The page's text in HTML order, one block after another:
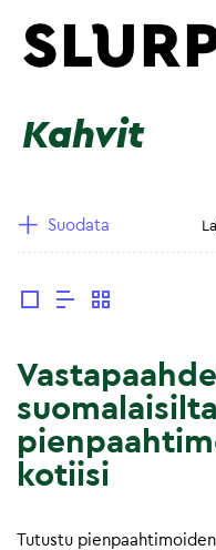
Kahvit
Suodata
suomalaisilta
kotiisi
Tutustu